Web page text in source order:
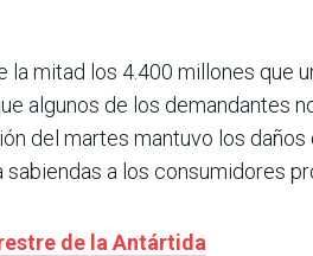
mitad los 4.400 millones que
algunos de los demandantes
del martes mantuvo los
a los consumidores
de la Antártida